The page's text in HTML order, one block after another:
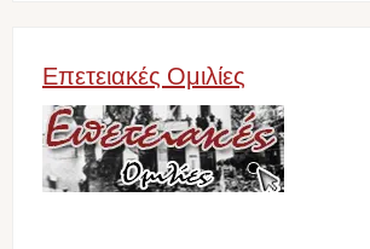
Επετειακές Ομιλίες
Image